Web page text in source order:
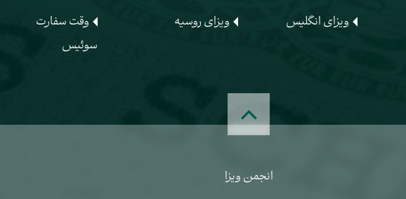
ویزای انگلیس ویزای روسیه
وقت سفارت
سوئیس
انجمن ویزا